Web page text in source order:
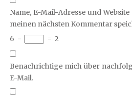
Name, E-Mail-Adresse und
meinen nächsten Kommentar
6 − = 2
Benachrichtige mich über
E-Mail.